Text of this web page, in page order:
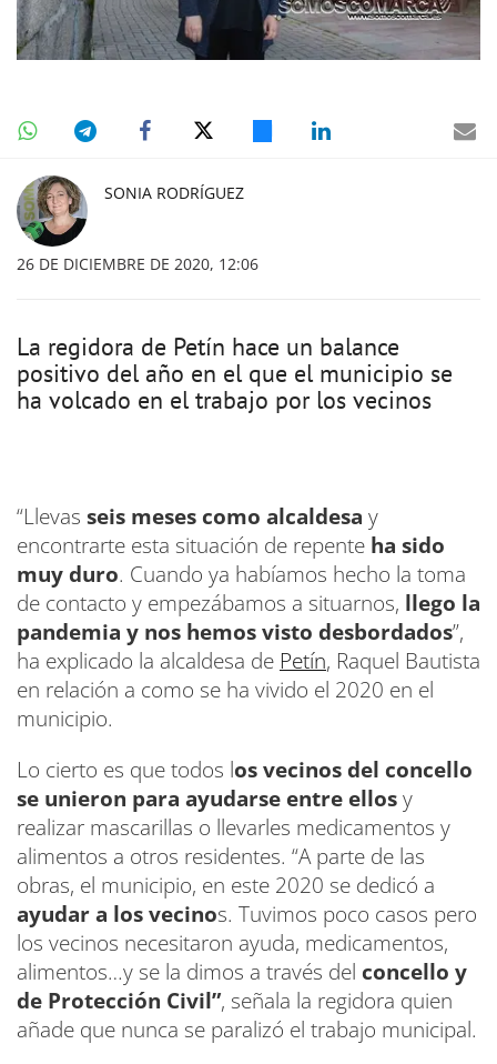
SONIA RODRÍGUEZ
26 DE DICIEMBRE DE 2020, 12:06
La regidora de Petín hace un balance
positivo del año en el que el municipio se
ha volcado en el trabajo por los vecinos
“Llevas seis meses como alcaldesa y
encontrarte esta situación de repente ha sido
muy duro. Cuando ya habíamos hecho la toma
de contacto y empezábamos a situarnos, llego la
pandemia y nos hemos visto desbordados”,
ha explicado la alcaldesa de Petín, Raquel Bautista
en relación a como se ha vivido el 2020 en el
municipio.
Lo cierto es que todos los vecinos del concello
se unieron para ayudarse entre ellosy
realizar mascarillas o llevarles medicamentos y
alimentos a otros residentes. “A parte de las
obras, el municipio, en este 2020 se dedicó a
ayudar a los vecinos. Tuvimos poco casos pero
los vecinos necesitaron ayuda, medicamentos,
alimentos…y se la dimos a través del concello y
de Protección Civil”, señala la regidora quien
añade que nunca se paralizó el trabajo municipal.